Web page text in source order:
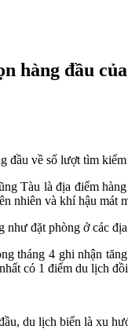
hàng đầu
đầu về số lượt tìm
Tàu là địa điểm
nhiên và khí hậu mát
đặt phòng ở các
tháng 4 ghi nhận
có 1 điểm du lịch
du lịch biển là xu